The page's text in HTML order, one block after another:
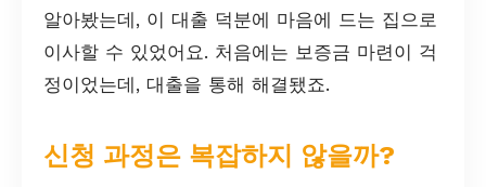
알아봤는데, 이 대출 덕분에 마음에 드는 집으로
이사할 수 있었어요. 처음에는 보증금 마련이 걱
정이었는데, 대출을 통해 해결됐죠.
신청 과정은 복잡하지 않을까?